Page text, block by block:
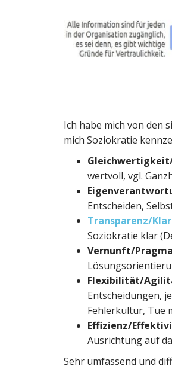
Ich habe mich von den
mich Soziokratie
wertvoll, vgl.
Entscheiden,
Transparenz/
Soziokratie klar
Vernunft/
Flexibilität/
Entscheidungen,
Fehlerkultur, Tue
Effizienz/
Ausrichtung auf
Sehr umfassend und